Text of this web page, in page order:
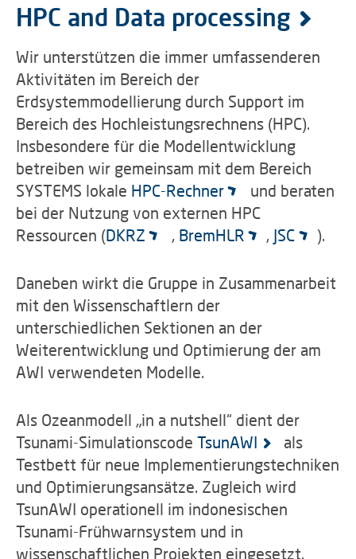
HPC and Data processing
Wir unterstützen die immer umfassenderen
Aktivitäten im Bereich der
Erdsystemmodellierung durch Support im
Bereich des Hochleistungsrechnens (HPC).
Insbesondere für die Modellentwicklung
betreiben wir gemeinsam mit dem Bereich
SYSTEMS lokale HPC-Rechner
und beraten
bei der Nutzung von externen HPC
Ressourcen (DKRZ , BremHLR , JSC ).
Daneben wirkt die Gruppe in Zusammenarbeit
mit den Wissenschaftlern der
unterschiedlichen Sektionen an der
Weiterentwicklung und Optimierung der am
AWI verwendeten Modelle.
Als Ozeanmodell „in a nutshell“ dient der
Tsunami-Simulationscode TsunAWI
als
Testbett für neue Implementierungstechniken
und Optimierungsansätze. Zugleich wird
TsunAWI operationell im indonesischen
Tsunami-Frühwarnsystem und in
wissenschaftlichen Projekten eingesetzt.